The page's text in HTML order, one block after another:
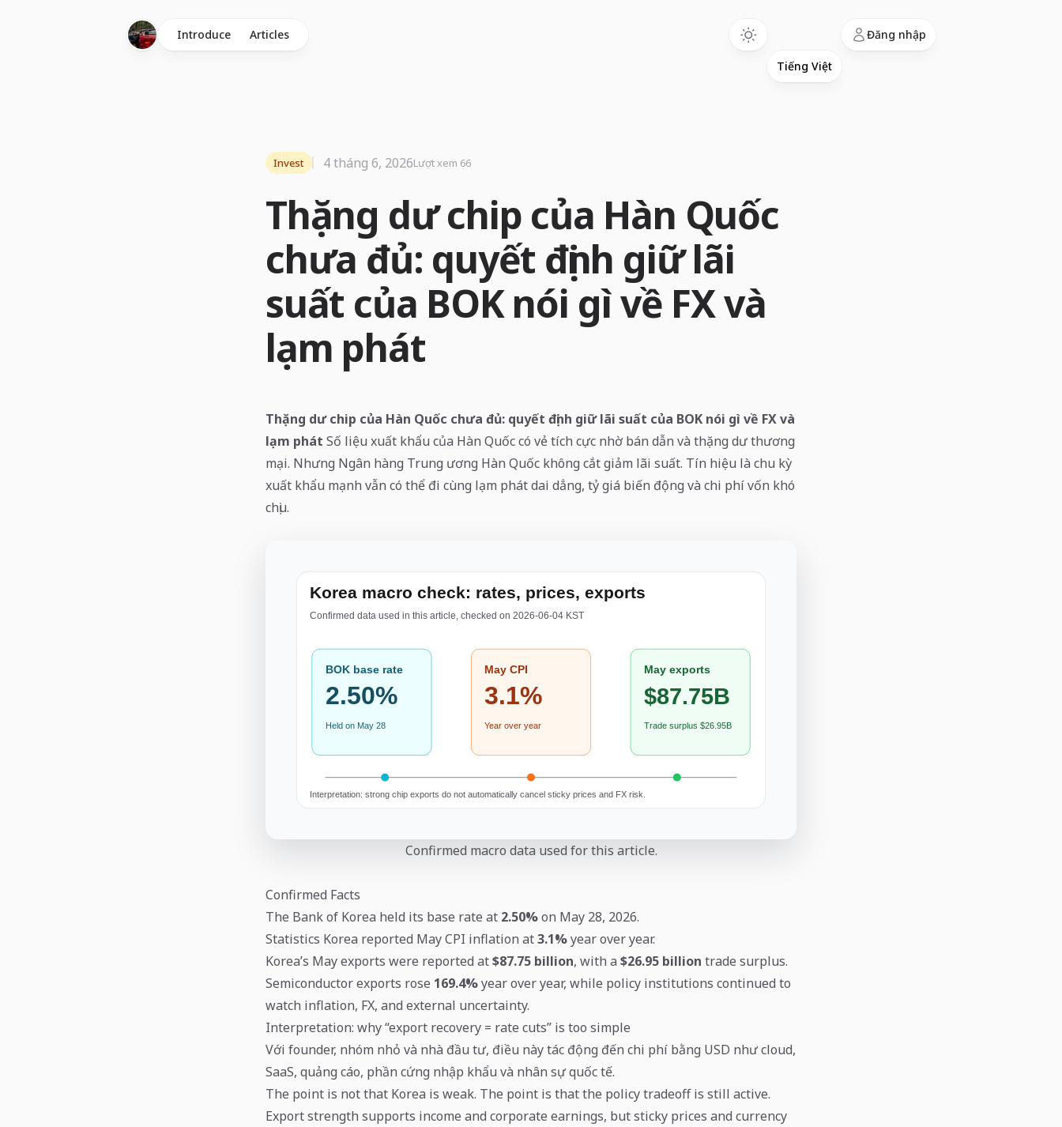
Introduce Articles Đăng nhập
Thặng dư chip của Hàn Quốc
chưa đủ: quyết định giữ lãi
suất của BOK nói gì về FX và
lạm phát
Invest 4 tháng 6, 2026Lượt xem 66
Thặng dư chip của Hàn Quốc chưa đủ: quyết định giữ lãi suất của BOK nói gì về FX và
lạm phát Số liệu xuất khẩu của Hàn Quốc có vẻ tích cực nhờ bán dẫn và thặng dư thương
mại. Nhưng Ngân hàng Trung ương Hàn Quốc không cắt giảm lãi suất. Tín hiệu là chu kỳ
xuất khẩu mạnh vẫn có thể đi cùng lạm phát dai dẳng, tỷ giá biến động và chi phí vốn khó
chịu.
Confirmed macro data used for this article.
Confirmed Facts
The Bank of Korea held its base rate at 2.50%on May 28, 2026.
Statistics Korea reported May CPI inflation at3.1%year over year.
Korea’s May exports were reported at$87.75 billion, with a $26.95 billion trade surplus.
Semiconductor exports rose 169.4%year over year, while policy institutions continued to
watch inflation, FX, and external uncertainty.
Interpretation: why “export recovery = rate cuts” is too simple
Với founder, nhóm nhỏ và nhà đầu tư, điều này tác động đến chi phí bằng USD như cloud,
SaaS, quảng cáo, phần cứng nhập khẩu và nhân sự quốc tế.
The point is not that Korea is weak. The point is that the policy tradeoff is still active.
Export strength supports income and corporate earnings, but sticky prices and currency